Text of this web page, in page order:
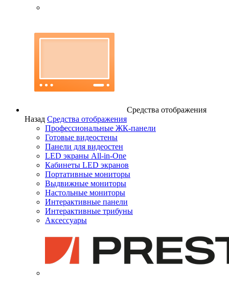
Средства отображения
Назад Средства отображения
Профессиональные ЖК-панели
Готовые видеостены
Панели для видеостен
LED экраны All-in-One
Кабинеты LED экранов
Портативные мониторы
Выдвижные мониторы
Настольные мониторы
Интерактивные панели
Интерактивные трибуны
Аксессуары